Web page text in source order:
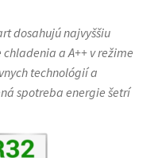
dosahujú najvyššiu
a A++ v režime
technológií a
spotreba energie šetrí